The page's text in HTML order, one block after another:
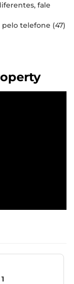
fale
telefone (47)